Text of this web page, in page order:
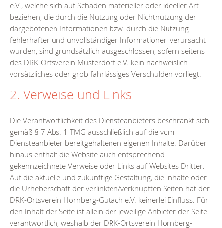
e.V., welche sich auf Schäden materieller oder ideeller Art
beziehen, die durch die Nutzung oder Nichtnutzung der
dargebotenen Informationen bzw. durch die Nutzung
fehlerhafter und unvollständiger Informationen verursacht
wurden, sind grundsätzlich ausgeschlossen, sofern seitens
des DRK-Ortsverein Musterdorf e.V. kein nachweislich
vorsätzliches oder grob fahrlässiges Verschulden vorliegt.
2. Verweise und Links
Die Verantwortlichkeit des Diensteanbieters beschränkt sich
gemäß § 7 Abs. 1 TMG ausschließlich auf die vom
Diensteanbieter bereitgehaltenen eigenen Inhalte. Darüber
hinaus enthält die Website auch entsprechend
gekennzeichnete Verweise oder Links auf Websites Dritter.
Auf die aktuelle und zukünftige Gestaltung, die Inhalte oder
die Urheberschaft der verlinkten/verknüpften Seiten hat der
DRK-Ortsverein Hornberg-Gutach e.V. keinerlei Einfluss. Für
den Inhalt der Seite ist allein der jeweilige Anbieter der Seite
verantwortlich, weshalb der DRK-Ortsverein Hornberg-